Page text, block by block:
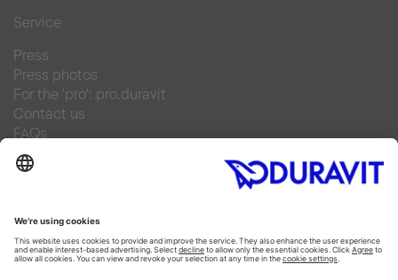
Service
Press
Press photos
For the 'pro': pro.duravit
Contact us
FAQs
Find a retailer
Facebook
Instagram
Pinterest
Linked In